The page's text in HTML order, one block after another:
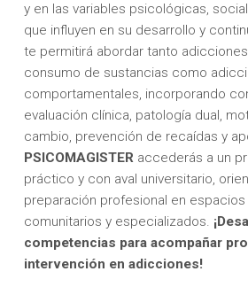
y en las variables psicológicas,
que influyen en su desarrollo y
te permitirá abordar tanto
consumo de sustancias como
comportamentales, incorporando
evaluación clínica, patología dual,
cambio, prevención de recaídas y
PSICOMAGISTERaccederás a un
práctico y con aval universitario,
preparación profesional en espacios
comunitarios y especializados.
competencias para acompañar
intervención en adicciones!